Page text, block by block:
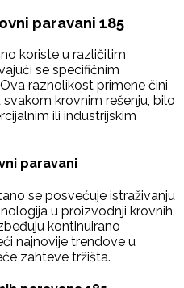
paravani 185
koriste u različitim
se specifičnim
raznolikost primene čini
krovnim rešenju, bilo
ili industrijskim
paravani
se posvećuje istraživanju
u proizvodnji krovnih
kontinuirano
najnovije trendove u
zahteve tržišta.